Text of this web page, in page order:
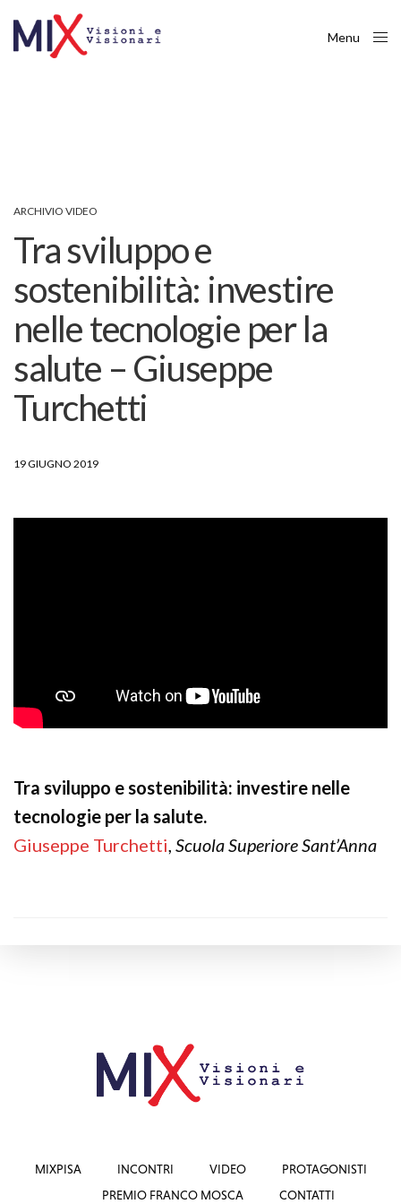
Menu
ARCHIVIO VIDEO
Tra sviluppo e
sostenibilità: investire
nelle tecnologie per la
salute – Giuseppe
Turchetti
19 GIUGNO 2019
Tra sviluppo e sostenibilità: investire nelle
tecnologie per la salute.
Giuseppe Turchetti,Scuola Superiore Sant’Anna
MIXPISA INCONTRI VIDEO
PROTAGONISTI
PREMIO FRANCO MOSCA
CONTATTI